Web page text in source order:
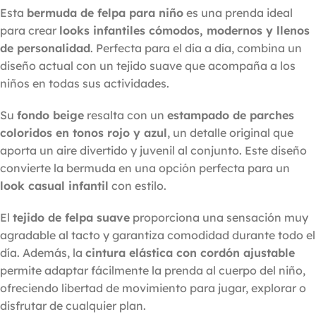
Esta bermuda de felpa para niño es una prenda ideal
para crear looks infantiles cómodos, modernos y llenos
de personalidad. Perfecta para el día a día, combina un
diseño actual con un tejido suave que acompaña a los
niños en todas sus actividades.
Su fondo beige resalta con un estampado de parches
coloridos en tonos rojo y azul, un detalle original que
aporta un aire divertido y juvenil al conjunto. Este diseño
convierte la bermuda en una opción perfecta para un
look casual infantil con estilo.
El tejido de felpa suave proporciona una sensación muy
agradable al tacto y garantiza comodidad durante todo el
día. Además, la cintura elástica con cordón ajustable
permite adaptar fácilmente la prenda al cuerpo del niño,
ofreciendo libertad de movimiento para jugar, explorar o
disfrutar de cualquier plan.